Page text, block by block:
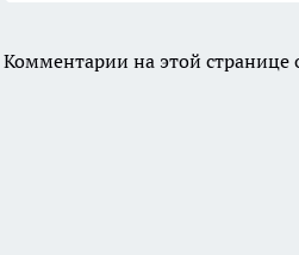
Комментарии на этой